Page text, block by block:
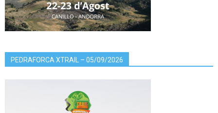
PEDRAFORCA XTRAIL – 05/09/2026